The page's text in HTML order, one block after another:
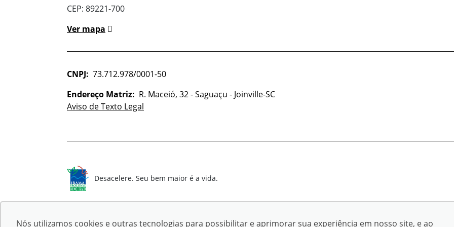
CEP: 89221-700
Ver mapa
CNPJ: 73.712.978/0001-50
Endereço Matriz: R. Maceió, 32 - Saguaçu - Joinville-SC
Aviso de Texto Legal
Desacelere. Seu bem maior é a vida.
Nós utilizamos cookies e outras tecnologias para possibilitar e aprimorar sua experiência em nosso site, e ao